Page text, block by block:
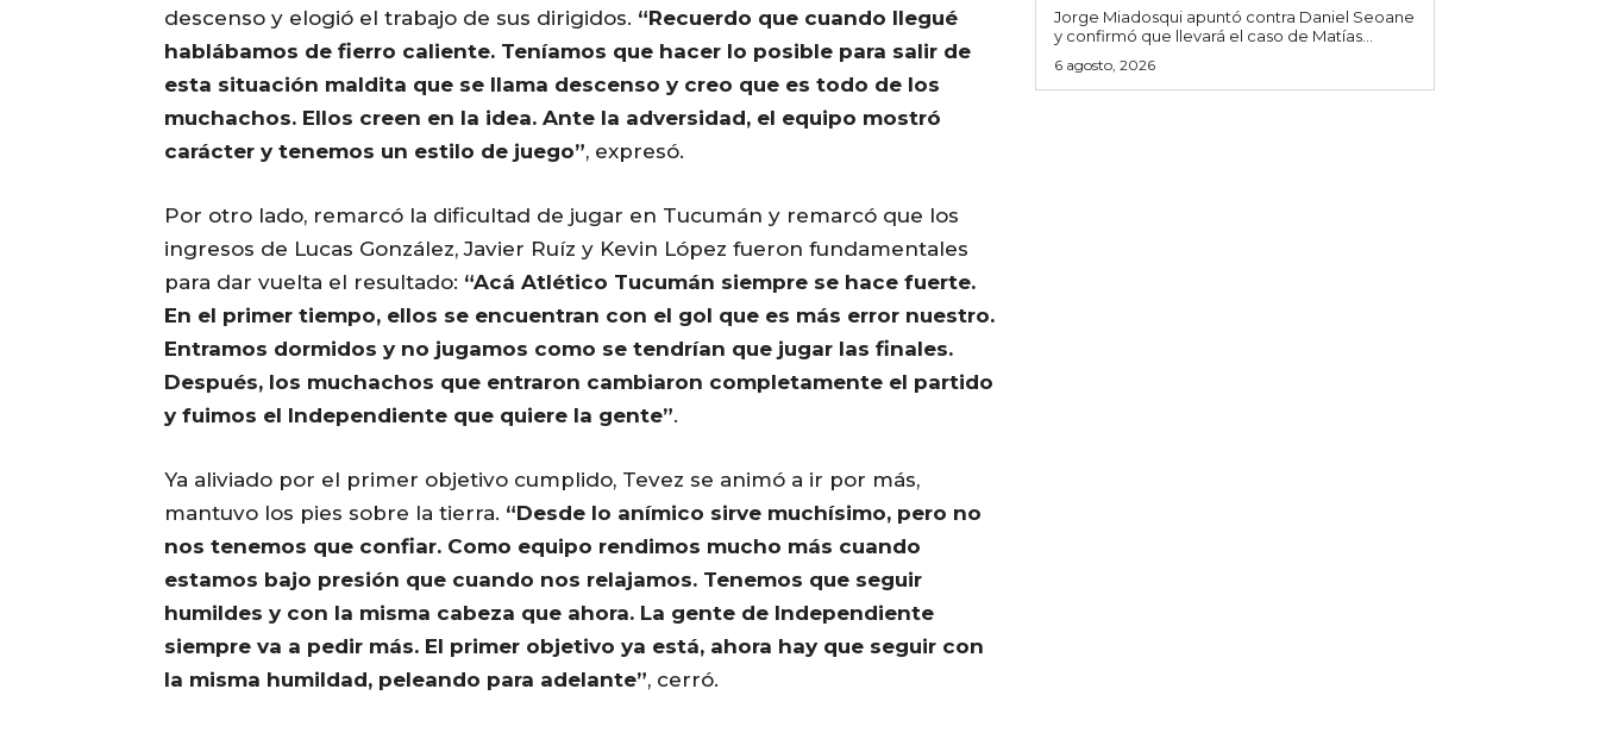
descenso y elogió el trabajo de sus dirigidos. “Recuerdo que cuando llegué
hablábamos de fierro caliente. Teníamos que hacer lo posible para salir de
esta situación maldita que se llama descenso y creo que es todo de los
muchachos. Ellos creen en la idea. Ante la adversidad, el equipo mostró
carácter y tenemos un estilo de juego”, expresó.
Por otro lado, remarcó la dificultad de jugar en Tucumán y remarcó que los
ingresos de Lucas González, Javier Ruíz y Kevin López fueron fundamentales
para dar vuelta el resultado: “Acá Atlético Tucumán siempre se hace fuerte.
En el primer tiempo, ellos se encuentran con el gol que es más error nuestro.
Entramos dormidos y no jugamos como se tendrían que jugar las finales.
Después, los muchachos que entraron cambiaron completamente el partido
y fuimos el Independiente que quiere la gente”.
Ya aliviado por el primer objetivo cumplido, Tevez se animó a ir por más,
mantuvo los pies sobre la tierra. “Desde lo anímico sirve muchísimo, pero no
nos tenemos que confiar. Como equipo rendimos mucho más cuando
estamos bajo presión que cuando nos relajamos. Tenemos que seguir
humildes y con la misma cabeza que ahora. La gente de Independiente
siempre va a pedir más. El primer objetivo ya está, ahora hay que seguir con
la misma humildad, peleando para adelante”, cerró.
Jorge Miadosqui apuntó contra Daniel Seoane
y confirmó que llevará el caso de Matías...
6 agosto, 2026